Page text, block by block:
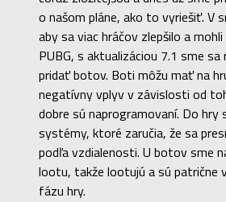
o našom pláne, ako to vyriešiť. V
aby sa viac hráčov zlepšilo a
PUBG, s aktualizáciou 7.1 sme
pridať botov. Boti môžu mať na
negatívny vplyv v závislosti od
dobre sú naprogramovaní. Do hry
systémy, ktoré zaručia, že sa
podľa vzdialenosti. U botov sme
lootu, takže lootujú a sú patrične
fázu hry.